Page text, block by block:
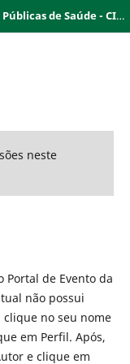
Congresso Internacional de Políticas Públicas de Saúde - CIPPS
neste
Portal de Evento da
não possui
no seu nome
em Perfil. Após,
e clique em